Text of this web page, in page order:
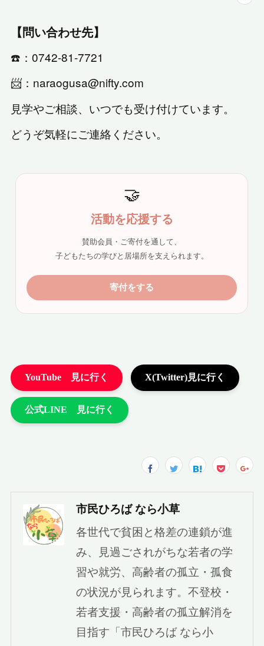
【問い合わせ先】
☎️：0742-81-7721
📨：naraogusa@nifty.com
見学やご相談、いつでも受け付けています。
どうぞ気軽にご連絡ください。
市民ひろば なら小草
各世代で貧困と格差の連鎖が進
み、見過ごされがちな若者の学
習や就労、高齢者の孤立・孤食
の状況が見られます。不登校・
若者支援・高齢者の孤立解消を
目指す「市民ひろば なら小